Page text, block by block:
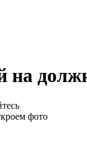
на
фото